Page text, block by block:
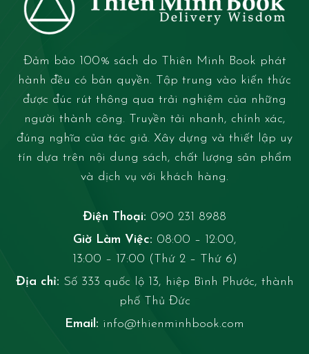
Đảm bảo 100% sách do Thiên Minh Book phát
hành đều có bản quyền. Tập trung vào kiến thức
được đúc rút thông qua trải nghiệm của những
người thành công. Truyền tải nhanh, chính xác,
đúng nghĩa của tác giả. Xây dựng và thiết lập uy
tín dựa trên nội dung sách, chất lượng sản phẩm
và dịch vụ với khách hàng.
Điện Thoại: 090 231 8988
Giờ Làm Việc: 08:00 – 12:00,
13:00 – 17:00 (Thứ 2 – Thứ 6)
Địa chỉ: Số 333 quốc lộ 13, hiệp Bình Phước, thành
phố Thủ Đức
Email: info@thienminhbook.com